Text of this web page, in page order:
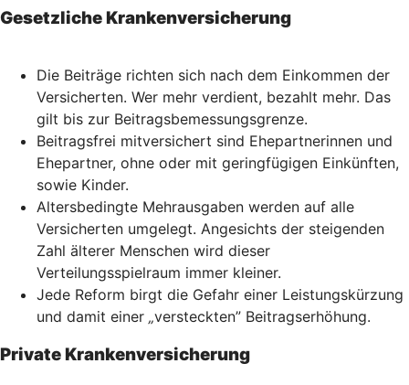
Gesetzliche Krankenversicherung
Die Beiträge richten sich nach dem Einkommen der
Versicherten. Wer mehr verdient, bezahlt mehr. Das
gilt bis zur Beitragsbemessungsgrenze.
Beitragsfrei mitversichert sind Ehepartnerinnen und
Ehepartner, ohne oder mit geringfügigen Einkünften,
sowie Kinder.
Altersbedingte Mehrausgaben werden auf alle
Versicherten umgelegt. Angesichts der steigenden
Zahl älterer Menschen wird dieser
Verteilungsspielraum immer kleiner.
Jede Reform birgt die Gefahr einer Leistungskürzung
und damit einer „versteckten” Beitragserhöhung.
Private Krankenversicherung